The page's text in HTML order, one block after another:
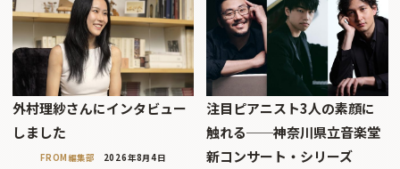
外村理紗さんにインタビュー
しました
FROM編集部 2026年8月4日
注目ピアニスト3人の素顔に
触れる──神奈川県立音楽堂
新コンサート・シリーズ